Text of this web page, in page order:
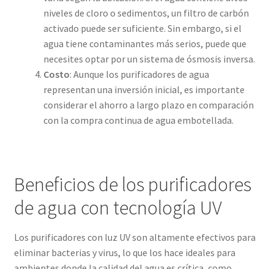
niveles de cloro o sedimentos, un filtro de carbón
activado puede ser suficiente. Sin embargo, si el
agua tiene contaminantes más serios, puede que
necesites optar por un sistema de ósmosis inversa.
Costo: Aunque los purificadores de agua
representan una inversión inicial, es importante
considerar el ahorro a largo plazo en comparación
con la compra continua de agua embotellada.
Beneficios de los purificadores
de agua con tecnología UV
Los purificadores con luz UV son altamente efectivos para
eliminar bacterias y virus, lo que los hace ideales para